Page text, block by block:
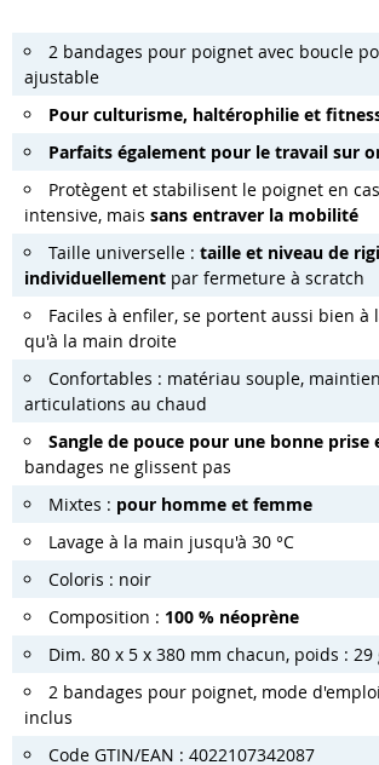
2 bandages pour poignet avec boucle
ajustable
Pour culturisme, haltérophilie et
Parfaits également pour le travail sur
Protègent et stabilisent le poignet en
intensive, mais sans entraver la mobilité
Taille universelle : taille et niveau de
individuellement par fermeture à scratch
Faciles à enfiler, se portent aussi bien à
qu'à la main droite
Confortables : matériau souple,
articulations au chaud
Sangle de pouce pour une bonne prise
bandages ne glissent pas
Mixtes : pour homme et femme
Lavage à la main jusqu'à 30 °C
Coloris : noir
Composition : 100 % néoprène
Dim. 80 x 5 x 380 mm chacun, poids : 29
2 bandages pour poignet, mode
inclus
Code GTIN/EAN : 4022107342087